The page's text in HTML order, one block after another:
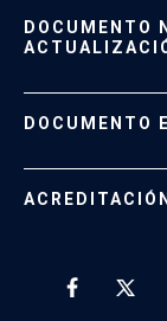
Formas de Pago
Políticas de
DOCUMENTO
DOCUMENTO
ACREDITACIÓN